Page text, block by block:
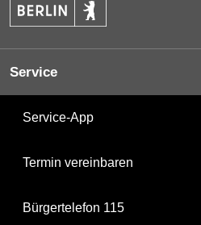
Service
Service-App
Termin vereinbaren
Bürgertelefon 115